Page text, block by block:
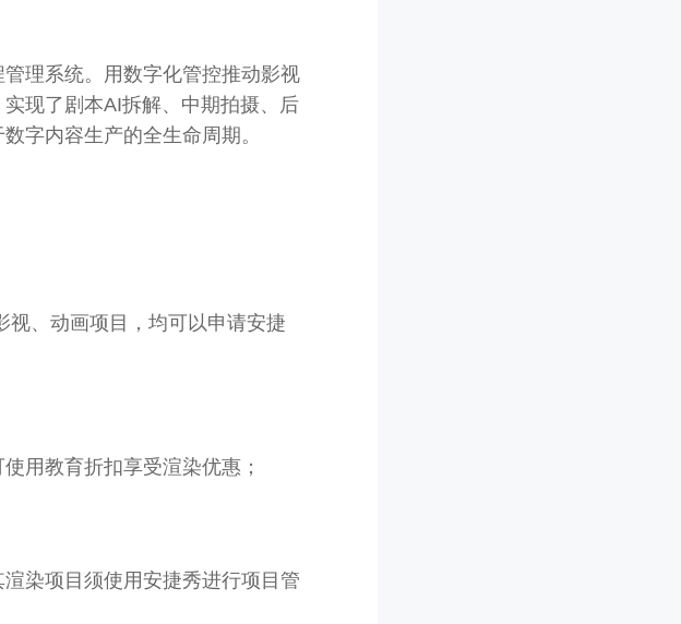
理系统。用数字化管控推动影视
现了剧本AI拆解、中期拍摄、后
字内容生产的全生命周期。
视、动画项目，均可以申请安捷
用教育折扣享受渲染优惠；
染项目须使用安捷秀进行项目管